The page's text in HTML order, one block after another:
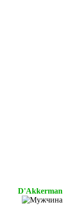
D'Akkerman